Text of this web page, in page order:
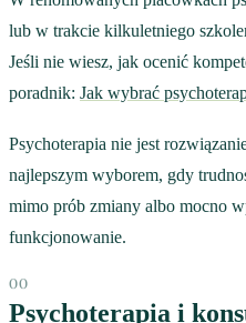
lub w trakcie kilkuletniego
Jeśli nie wiesz, jak ocenić
poradnik: Jak wybrać
Psychoterapia nie jest
najlepszym wyborem, gdy
mimo prób zmiany albo mocno
funkcjonowanie.
Psychoterapia i